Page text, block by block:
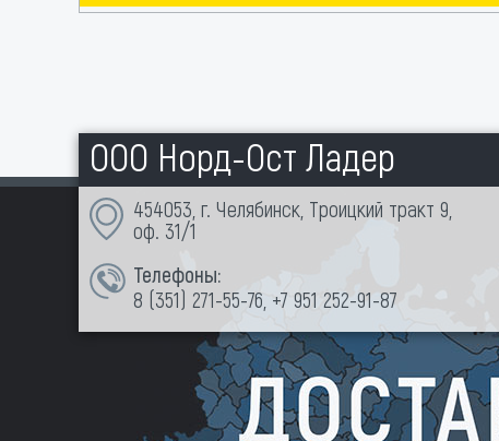
ООО Норд-Ост Ладер
454053, г. Челябинск, Троицкий тракт 9,
оф. 31/1
Телефоны:
8 (351) 271-55-76 +7 951 252-91-87